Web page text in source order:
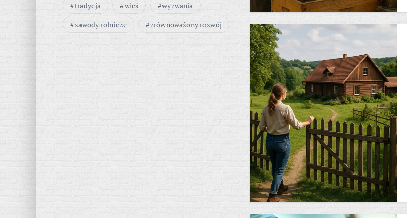
tradycja
wieś
wyzwania
zawody rolnicze
zrównoważony rozwój